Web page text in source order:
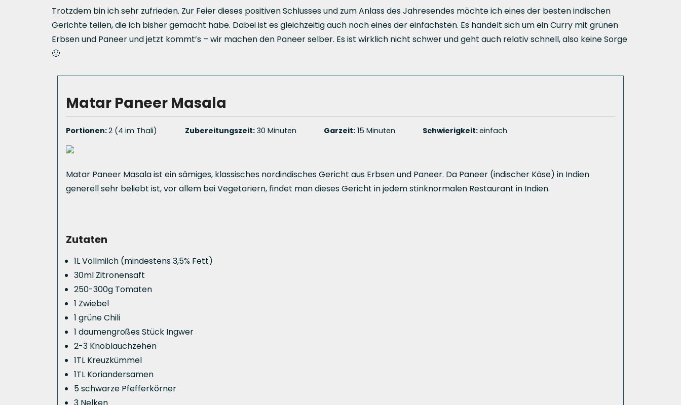
Trotzdem bin ich sehr zufrieden. Zur Feier dieses positiven Schlusses und zum Anlass des Jahresendes möchte ich eines der besten indischen
Gerichte teilen, die ich bisher gemacht habe. Dabei ist es gleichzeitig auch noch eines der einfachsten. Es handelt sich um ein Curry mit grünen
Erbsen und Paneer und jetzt kommt’s – wir machen den Paneer selber. Es ist wirklich nicht schwer und geht auch relativ schnell, also keine Sorge
🙂
Matar Paneer Masala
Portionen:2 (4 im Thali) Zubereitungszeit: 30 Minuten Garzeit: 15 Minuten Schwierigkeit:einfach
Matar Paneer Masala ist ein sämiges, klassisches nordindisches Gericht aus Erbsen und Paneer. Da Paneer (indischer Käse) in Indien
generell sehr beliebt ist, vor allem bei Vegetariern, findet man dieses Gericht in jedem stinknormalen Restaurant in Indien.
Zutaten
1L Vollmilch (mindestens 3,5% Fett)
30ml Zitronensaft
250-300g Tomaten
1 Zwiebel
1 grüne Chili
1 daumengroßes Stück Ingwer
2-3 Knoblauchzehen
1TL Kreuzkümmel
1TL Koriandersamen
5 schwarze Pfefferkörner